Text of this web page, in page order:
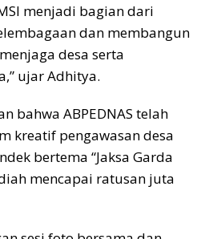
menjadi bagian dari
dan membangun
desa serta
ujar Adhitya.
bahwa ABPEDNAS telah
kreatif pengawasan desa
bertema “Jaksa Garda
mencapai ratusan juta